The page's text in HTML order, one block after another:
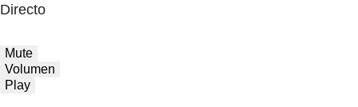
Directo
Mute
Volumen
Play